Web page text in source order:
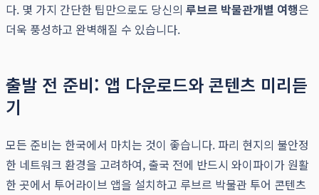
다. 몇 가지 간단한 팁만으로도 당신의 루브르 박물관개별 여행은
더욱 풍성하고 완벽해질 수 있습니다.
출발 전 준비: 앱 다운로드와 콘텐츠 미리듣
기
모든 준비는 한국에서 마치는 것이 좋습니다. 파리 현지의 불안정
한 네트워크 환경을 고려하여, 출국 전에 반드시 와이파이가 원활
한 곳에서 투어라이브 앱을 설치하고 루브르 박물관 투어 콘텐츠